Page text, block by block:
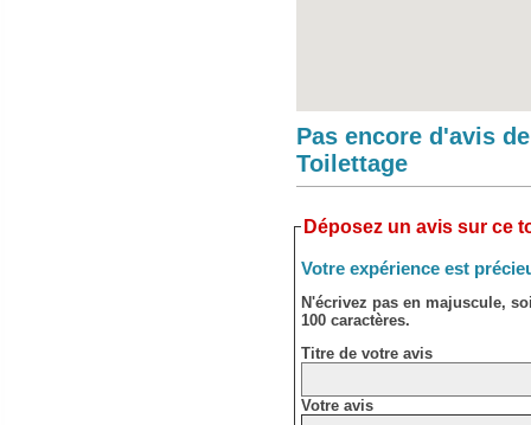
Pas encore d'avis
Toilettage
Déposez un avis sur ce
Votre expérience est
N'écrivez pas en majuscule,
100 caractères.
Titre de votre avis
Votre avis